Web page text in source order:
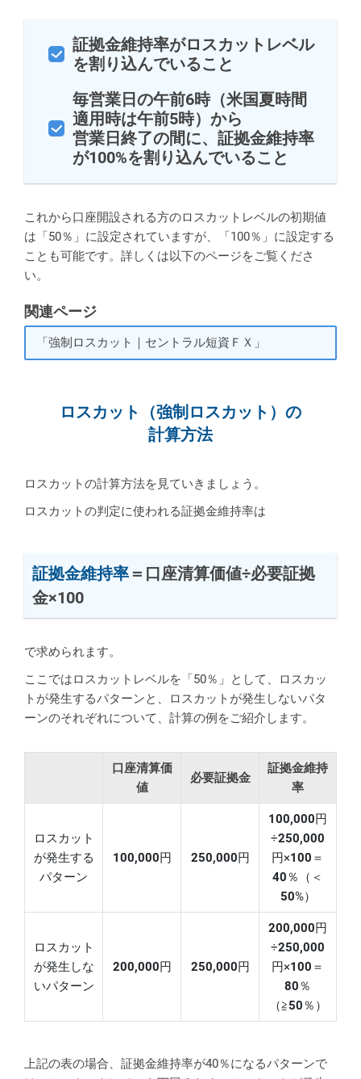
証拠金維持率がロスカットレベル
を割り込んでいること
毎営業日の午前6時（米国夏時間
適用時は午前5時）から
営業日終了の間に、証拠金維持率
が100%を割り込んでいること
これから口座開設される方のロスカットレベルの初期値
は「50％」に設定されていますが、「100％」に設定する
ことも可能です。詳しくは以下のページをご覧くださ
い。
関連ページ
「強制ロスカット｜セントラル短資ＦＸ」
ロスカット（強制ロスカット）の
計算方法
ロスカットの計算方法を見ていきましょう。
ロスカットの判定に使われる証拠金維持率は
証拠金維持率＝口座清算価値÷必要証拠
金×100
で求められます。
ここではロスカットレベルを「50％」として、ロスカッ
トが発生するパターンと、ロスカットが発生しないパタ
ーンのそれぞれについて、計算の例をご紹介します。
口座清算価
値
必要証拠金
証拠金維持
率
ロスカット
が発生する
パターン
100,000円 250,000円
100,000円
÷250,000
円×100 ＝
40 ％（＜
50%）
ロスカット
が発生しな
いパターン
200,000円 250,000円
200,000円
÷250,000
円×100 ＝
80 ％
（≧50 ％）
上記の表の場合、証拠金維持率が40％になるパターンで